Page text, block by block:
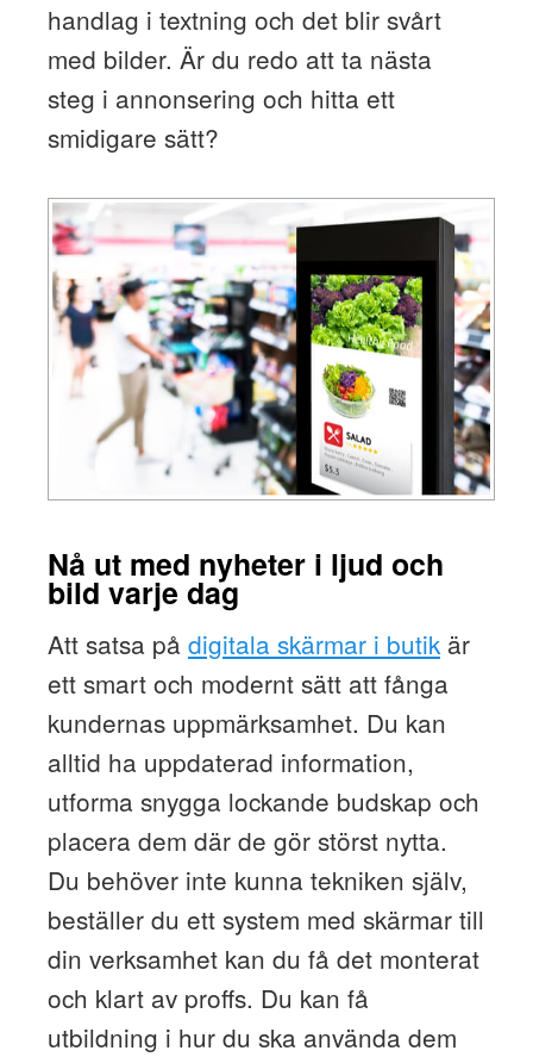
handlag i textning och det blir svårt
med bilder. Är du redo att ta nästa
steg i annonsering och hitta ett
smidigare sätt?
Nå ut med nyheter i ljud och
bild varje dag
Att satsa på digitala skärmar i butikär
ett smart och modernt sätt att fånga
kundernas uppmärksamhet. Du kan
alltid ha uppdaterad information,
utforma snygga lockande budskap och
placera dem där de gör störst nytta.
Du behöver inte kunna tekniken själv,
beställer du ett system med skärmar till
din verksamhet kan du få det monterat
och klart av proffs. Du kan få
utbildning i hur du ska använda dem